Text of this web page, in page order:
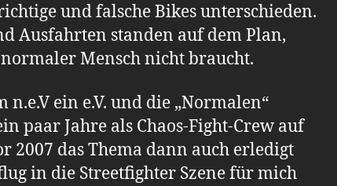
und falsche Bikes unterschieden.
Ausfahrten standen auf dem Plan,
Mensch nicht braucht.
n.e.V ein e.V. und die „Normalen“
paar Jahre als Chaos-Fight-Crew auf
2007 das Thema dann auch erledigt
in die Streetfighter Szene für mich